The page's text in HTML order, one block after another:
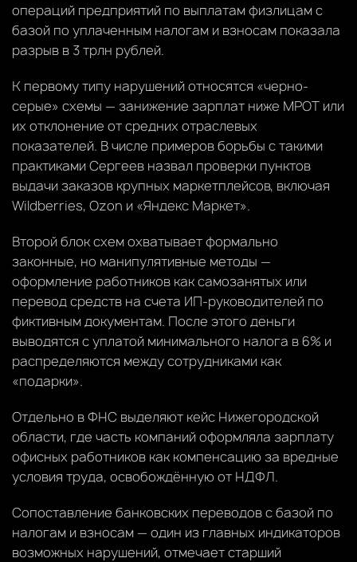
операций предприятий по выплатам физлицам с
базой по уплаченным налогам и взносам показала
разрыв в 3 трлн рублей.
К первому типу нарушений относятся «черно-
серые» схемы — занижение зарплат ниже МРОТ или
их отклонение от средних отраслевых
показателей. В числе примеров борьбы с такими
практиками Сергеев назвал проверки пунктов
выдачи заказов крупных маркетплейсов, включая
Wildberries, Ozon и «Яндекс Маркет».
Второй блок схем охватывает формально
законные, но манипулятивные методы —
оформление работников как самозанятых или
перевод средств на счета ИП-руководителей по
фиктивным документам. После этого деньги
выводятся с уплатой минимального налога в 6% и
распределяются между сотрудниками как
«подарки».
Отдельно в ФНС выделяют кейс Нижегородской
области, где часть компаний оформляла зарплату
офисных работников как компенсацию за вредные
условия труда, освобождённую от НДФЛ.
Сопоставление банковских переводов с базой по
налогам и взносам — один из главных индикаторов
возможных нарушений, отмечает старший